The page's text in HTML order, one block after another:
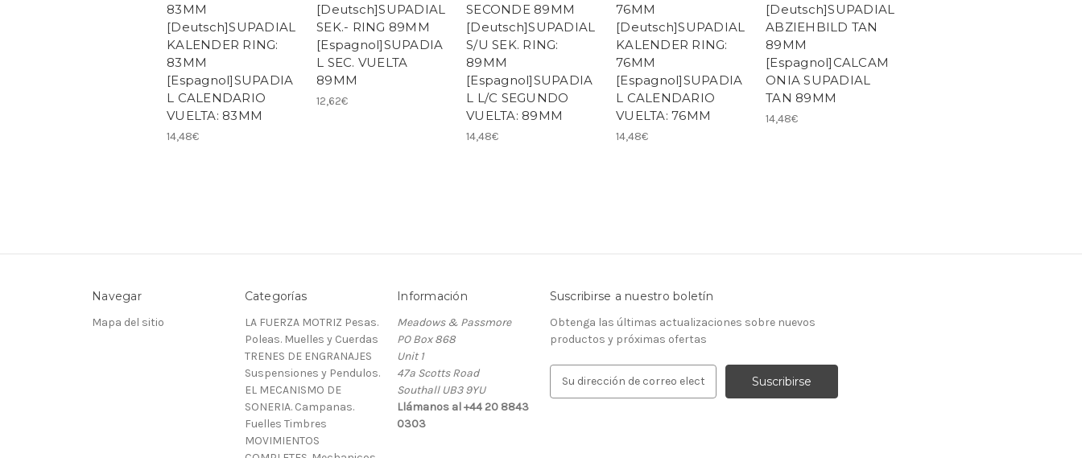
83MM
[Deutsch]SUPADIAL
KALENDER RING:
83MM
[Espagnol]SUPADIA
L CALENDARIO
VUELTA: 83MM
14,48€
[Deutsch]SUPADIAL
SEK.- RING 89MM
[Espagnol]SUPADIA
L SEC. VUELTA
89MM
12,62€
SECONDE 89MM
[Deutsch]SUPADIAL
S/U SEK. RING:
89MM
[Espagnol]SUPADIA
L L/C SEGUNDO
VUELTA: 89MM
14,48€
76MM
[Deutsch]SUPADIAL
KALENDER RING:
76MM
[Espagnol]SUPADIA
L CALENDARIO
VUELTA: 76MM
14,48€
[Deutsch]SUPADIAL
ABZIEHBILD TAN
89MM
[Espagnol]CALCAM
ONIA SUPADIAL
TAN 89MM
14,48€
Navegar
Mapa del sitio
Categorías
LA FUERZA MOTRIZ Pesas.
Poleas. Muelles y Cuerdas
TRENES DE ENGRANAJES
Suspensiones y Pendulos.
EL MECANISMO DE
SONERIA. Campanas.
Fuelles Timbres
MOVIMIENTOS
Información
Meadows & Passmore
PO Box 868
Unit 1
47a Scotts Road
Southall UB3 9YU
Llámanos al +44 20 8843
0303
Suscribirse a nuestro boletín
Obtenga las últimas actualizaciones sobre nuevos
productos y próximas ofertas